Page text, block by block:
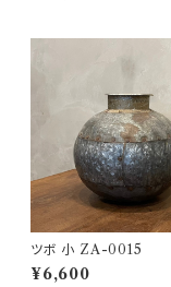
ツボ 小 ZA-0015
¥6,600